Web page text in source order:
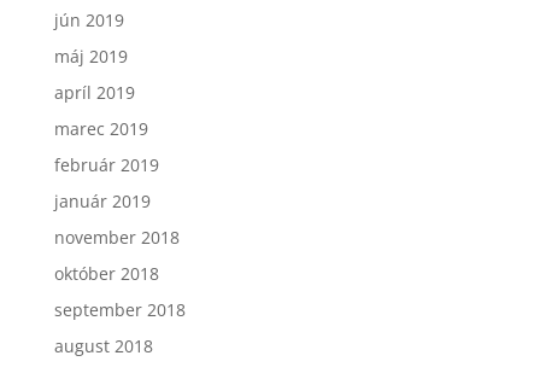
jún 2019
máj 2019
apríl 2019
marec 2019
február 2019
január 2019
november 2018
október 2018
september 2018
august 2018